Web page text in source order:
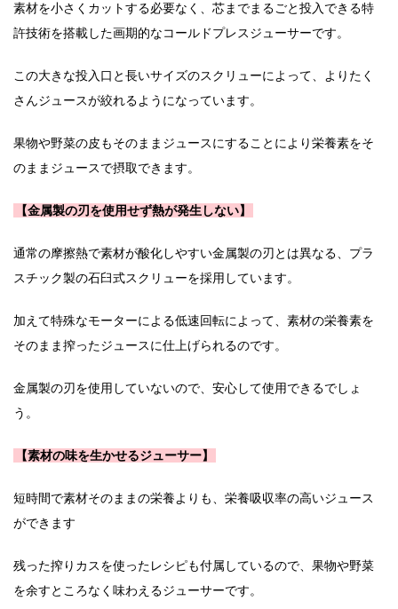
素材を小さくカットする必要なく、芯までまるごと投入できる特
許技術を搭載した画期的なコールドプレスジューサーです。
この大きな投入口と長いサイズのスクリューによって、よりたく
さんジュースが絞れるようになっています。
果物や野菜の皮もそのままジュースにすることにより栄養素をそ
のままジュースで摂取できます。
【金属製の刃を使用せず熱が発生しない】
通常の摩擦熱で素材が酸化しやすい金属製の刃とは異なる、プラ
スチック製の石臼式スクリューを採用しています。
加えて特殊なモーターによる低速回転によって、素材の栄養素を
そのまま搾ったジュースに仕上げられるのです。
金属製の刃を使用していないので、安心して使用できるでしょ
う。
【素材の味を生かせるジューサー】
短時間で素材そのままの栄養よりも、栄養吸収率の高いジュース
ができます
残った搾りカスを使ったレシピも付属しているので、果物や野菜
を余すところなく味わえるジューサーです。